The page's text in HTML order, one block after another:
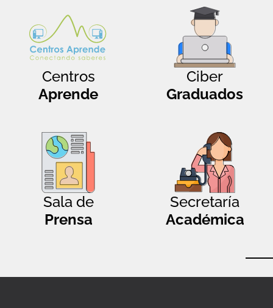
Centros
Aprende
Ciber
Graduados
Sala de
Prensa
Secretaría
Académica